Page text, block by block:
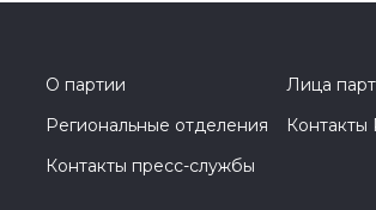
О партии
Лица
Региональные отделения
Контакты пресс-службы